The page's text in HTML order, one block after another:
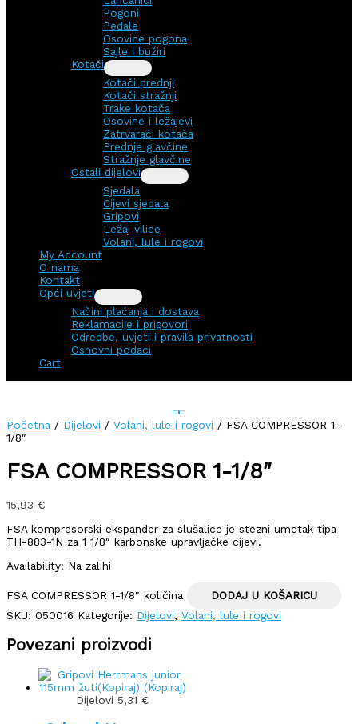
Pogoni
Pedale
Osovine pogona
Sajle i bužiri
Kotači
Kotači prednji
Kotači stražnji
Trake kotača
Osovine i ležajevi
Zatrvarači kotača
Prednje glavčine
Stražnje glavčine
Ostali dijelovi
Sjedala
Cijevi sjedala
Gripovi
Ležaj vilice
Volani, lule i rogovi
My Account
O nama
Kontakt
Opći uvjeti
Načini plaćanja i dostava
Reklamacije i prigovori
Odredbe, uvjeti i pravila privatnosti
Osnovni podaci
Cart
Početna / Dijelovi / Volani, lule i rogovi / FSA COMPRESSOR 1-
1/8″
FSA COMPRESSOR 1-1/8″
15,93 €
FSA kompresorski ekspander za slušalice je stezni umetak tipa
TH-883-1N za 1 1/8″ karbonske upravljačke cijevi.
Availability: Na zalihi
FSA COMPRESSOR 1-1/8" količina
DODAJ U KOŠARICU
SKU: 050016 Kategorije: Dijelovi, Volani, lule i rogovi
Povezani proizvodi
Dijelovi 5,31 €